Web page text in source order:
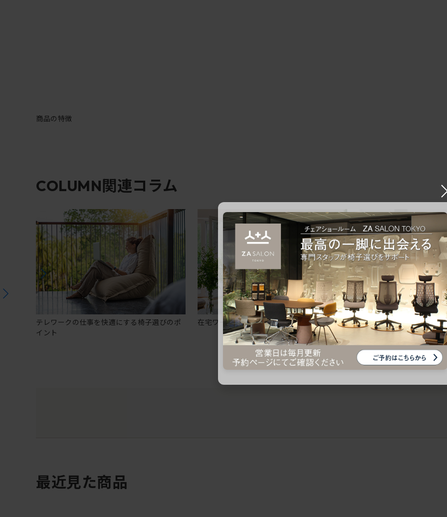
商品の特徴
COLUMN関連コラム
テレワークの仕事を快適にする椅子選びのポ
イント
在宅ワークにおすすめのオフィスチェア5選
椅子に座っているのに疲
疲れにくいチェアの選び方
最近見た商品